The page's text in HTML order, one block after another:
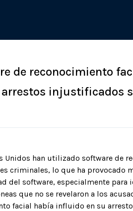
de reconocimiento
injustificados
Unidos han utilizado software de
criminales, lo que ha provocado
del software, especialmente para
que no se revelaron a los
facial había influido en su